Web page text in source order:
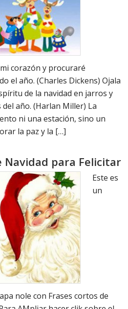
corazón y procuraré
el año. (Charles Dickens) Ojala
de la navidad en jarros y
año. (Harlan Miller) La
ni una estación, sino un
la paz y la […]
Navidad para Felicitar
Este es
un
nole con Frases cortos de